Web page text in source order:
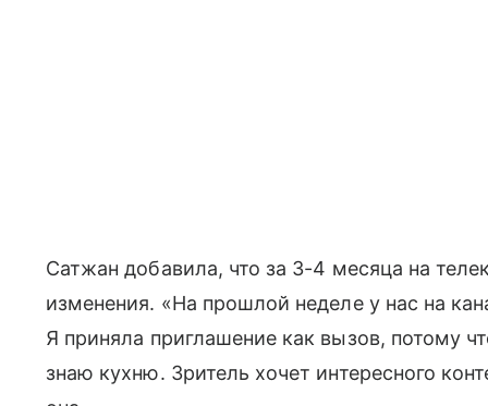
Сатжан добавила, что за 3-4 месяца на
изменения. «На прошлой неделе у нас на
Я приняла приглашение как вызов, потому
знаю кухню. Зритель хочет интересного